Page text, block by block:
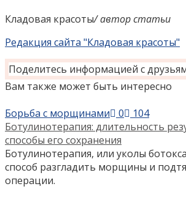
Кладовая красоты/ автор статьи
Редакция сайта "Кладовая красоты"
Поделитесь информацией с
Вам также может быть интересно
Борьба с морщинами
0
104
Ботулинотерапия: длительность
способы его сохранения
Ботулинотерапия, или уколы
способ разгладить морщины и
операции.